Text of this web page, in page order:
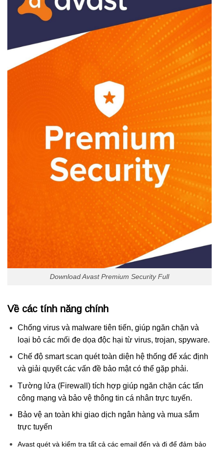
Download Avast Premium Security Full
Về các tính năng chính
Chống virus và malware tiên tiến, giúp ngăn chặn và
loại bỏ các mối đe dọa độc hại từ virus, trojan, spyware.
Chế độ smart scan quét toàn diện hệ thống để xác định
và giải quyết các vấn đề bảo mật có thể gặp phải.
Tường lửa (Firewall) tích hợp giúp ngăn chặn các tấn
công mạng và bảo vệ thông tin cá nhân trực tuyến.
Bảo vệ an toàn khi giao dịch ngân hàng và mua sắm
trực tuyến
Avast quét và kiểm tra tất cả các email đến và đi để đảm bảo